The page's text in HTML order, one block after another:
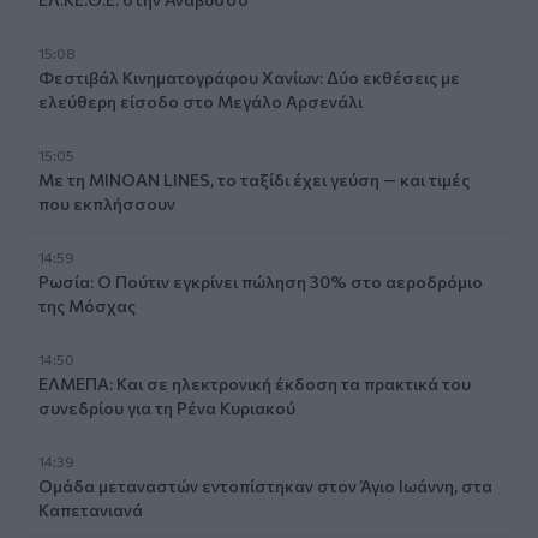
15:08
Φεστιβάλ Κινηματογράφου Χανίων: Δύο εκθέσεις με
ελεύθερη είσοδο στο Μεγάλο Αρσενάλι
15:05
Με τη MINOAN LINES, το ταξίδι έχει γεύση — και τιμές
που εκπλήσσουν
14:59
Ρωσία: Ο Πούτιν εγκρίνει πώληση 30% στο αεροδρόμιο
της Μόσχας
14:50
ΕΛΜΕΠΑ: Και σε ηλεκτρονική έκδοση τα πρακτικά του
συνεδρίου για τη Ρένα Κυριακού
14:39
Ομάδα μεταναστών εντοπίστηκαν στον Άγιο Ιωάννη, στα
Καπετανιανά